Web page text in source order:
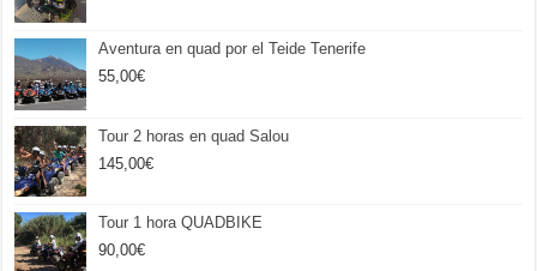
Aventura en quad por el Teide Tenerife
55,00€
Tour 2 horas en quad Salou
145,00€
Tour 1 hora QUADBIKE
90,00€